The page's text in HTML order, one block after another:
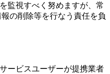
監視すべく努めますが、常
の削除等を行なう責任を負
ービスユーザーが提携業者